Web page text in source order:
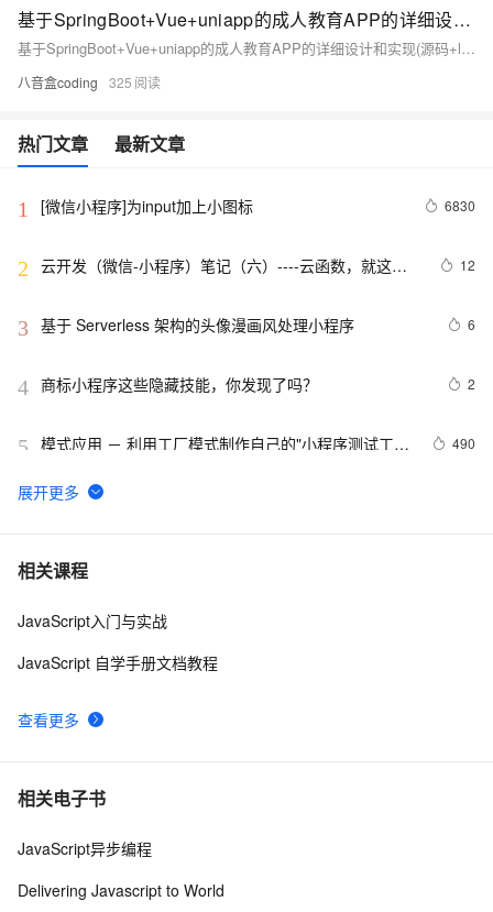
基于SpringBoot+Vue+uniapp的成人教育APP的详细设计和实现(源码+lw+部署文档+讲解等)
基于SpringBoot+Vue+uniapp的成人教育APP的详细设计和实现(源码+lw+部署文档+讲解等)
八音盒coding 325
热门文章 最新文章
1 [微信小程序]为input加上小图标 6830
2 云开发（微信-小程序）笔记（六）----云函数，就这
12
3 基于 Serverless 架构的头像漫画风处理小程序 6
4 商标小程序这些隐藏技能，你发现了吗？ 2
5 模式应用 － 利用工厂模式制作自己的"小程序测试工
490
6
婚恋交友相亲公众号app小程序系统源码「脱单神器」
7 微信小程序之JAVA后台上传图片，并且返回图片路径
8 阿里云商标小程序又增新功能，一起来体验
桌面图标及原生体验，增强应用性能与用户交互。
相关课程
查看更多
JavaScript入门与实战
JavaScript 自学手册文档教程
相关电子书
JavaScript异步编程
Delivering Javascript to World